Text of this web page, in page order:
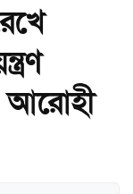
আরোহী